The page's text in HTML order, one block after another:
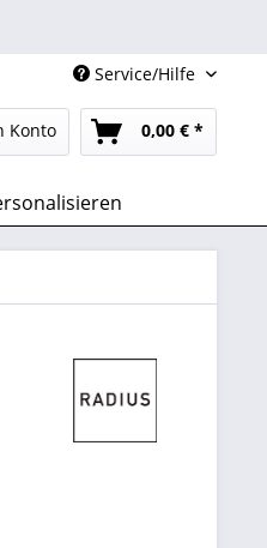
Service/Hilfe
Konto 0,00 € *